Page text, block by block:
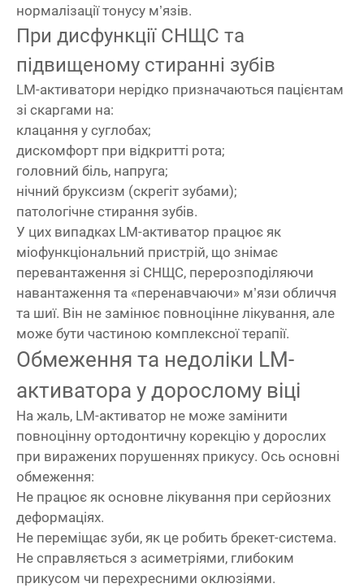
нормалізації тонусу м’язів.
При дисфункції СНЩС та
підвищеному стиранні зубів
LM-активатори нерідко призначаються пацієнтам
зі скаргами на:
клацання у суглобах;
дискомфорт при відкритті рота;
головний біль, напруга;
нічний бруксизм (скрегіт зубами);
патологічне стирання зубів.
У цих випадках LM-активатор працює як
міофункціональний пристрій, що знімає
перевантаження зі СНЩС, перерозподіляючи
навантаження та «перенавчаючи» м’язи обличчя
та шиї. Він не замінює повноцінне лікування, але
може бути частиною комплексної терапії.
Обмеження та недоліки LM-
активатора у дорослому віці
На жаль, LM-активатор не може замінити
повноцінну ортодонтичну корекцію у дорослих
при виражених порушеннях прикусу. Ось основні
обмеження:
Не працює як основне лікування при серйозних
деформаціях.
Не переміщає зуби, як це робить брекет-система.
Не справляється з асиметріями, глибоким
прикусом чи перехресними оклюзіями.